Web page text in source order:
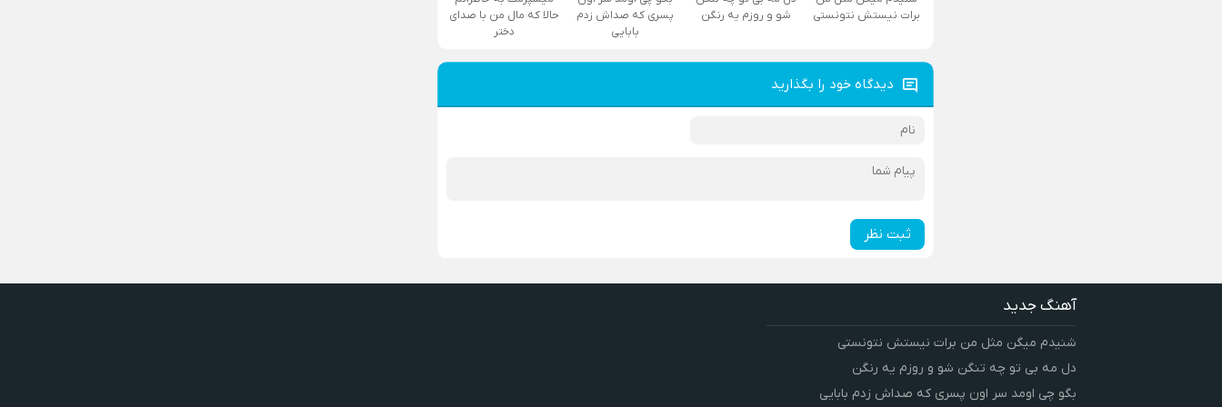
برات نیستش نتونستی
شو و روزم یه رنگن
پسری که صداش زدم
بابایی
حالا که مال من با صدای
دختر
دیدگاه خود را بگذارید
ثبت نظر
آهنگ جدید
شنیدم میگن مثل من برات نیستش نتونستی
دل مه بی تو چه تنگن شو و روزم یه رنگن
بگو چی اومد سر اون پسری که صداش زدم بابایی